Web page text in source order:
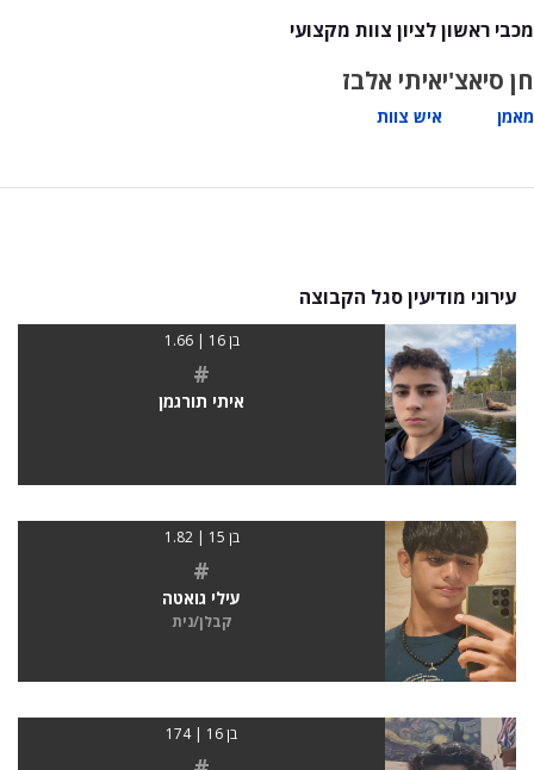
מכבי ראשון לציון צוות מקצועי
חן סיאצ'י
מאמן
איתי אלבז
איש צוות
עירוני מודיעין סגל הקבוצה
בן 16 | 1.66
#
איתי תורגמן
בן 15 | 1.82
#
עילי גואטה
קבלן/נית
בן 16 | 174